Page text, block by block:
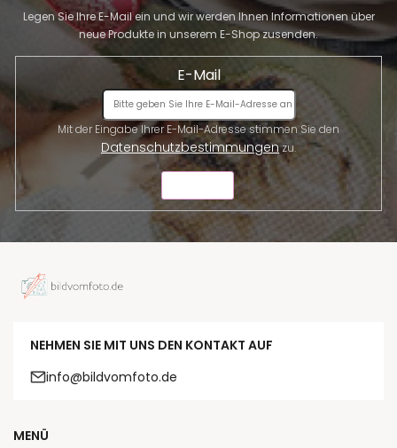
Legen Sie Ihre E-Mail ein und wir werden Ihnen Informationen über
neue Produkte in unserem E-Shop zusenden.
E-Mail
Datenschutzbestimmungenzu.
NEHMEN SIE MIT UNS DEN KONTAKT AUF
info@bildvomfoto.de
MENÜ